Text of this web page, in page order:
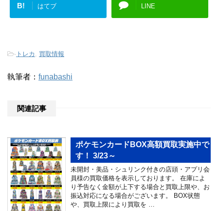
B! はてブ LINE
- トレカ 買取情報
執筆者： funabashi
関連記事
ポケモンカードBOX高額買取実施中で
す！ 3/23～
未開封・美品・シュリンク付きの店頭・アプリ会
員様の買取価格を表示しております。 在庫によ
り予告なく金額が上下する場合と買取上限や、お
振込対応になる場合がございます。 BOX状態
や、買取上限により買取を …